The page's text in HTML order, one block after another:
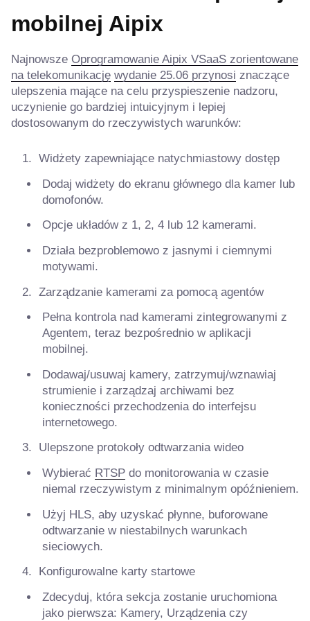
mobilnej Aipix
Najnowsze Oprogramowanie Aipix VSaaS zorientowane
na telekomunikację wydanie 25.06 przynosi znaczące
ulepszenia mające na celu przyspieszenie nadzoru,
uczynienie go bardziej intuicyjnym i lepiej
dostosowanym do rzeczywistych warunków:
Widżety zapewniające natychmiastowy dostęp
Dodaj widżety do ekranu głównego dla kamer lub
domofonów.
Opcje układów z 1, 2, 4 lub 12 kamerami.
Działa bezproblemowo z jasnymi i ciemnymi
motywami.
Zarządzanie kamerami za pomocą agentów
Pełna kontrola nad kamerami zintegrowanymi z
Agentem, teraz bezpośrednio w aplikacji
mobilnej.
Dodawaj/usuwaj kamery, zatrzymuj/wznawiaj
strumienie i zarządzaj archiwami bez
konieczności przechodzenia do interfejsu
internetowego.
Ulepszone protokoły odtwarzania wideo
Wybierać RTSP do monitorowania w czasie
niemal rzeczywistym z minimalnym opóźnieniem.
Użyj HLS, aby uzyskać płynne, buforowane
odtwarzanie w niestabilnych warunkach
sieciowych.
Konfigurowalne karty startowe
Zdecyduj, która sekcja zostanie uruchomiona
jako pierwsza: Kamery, Urządzenia czy